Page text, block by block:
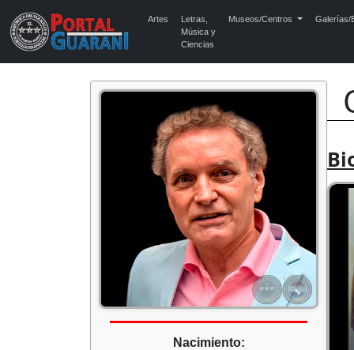
Artes
Letras,
Música y
Ciencias
Museos/Centros Galerías/
Nacimiento: